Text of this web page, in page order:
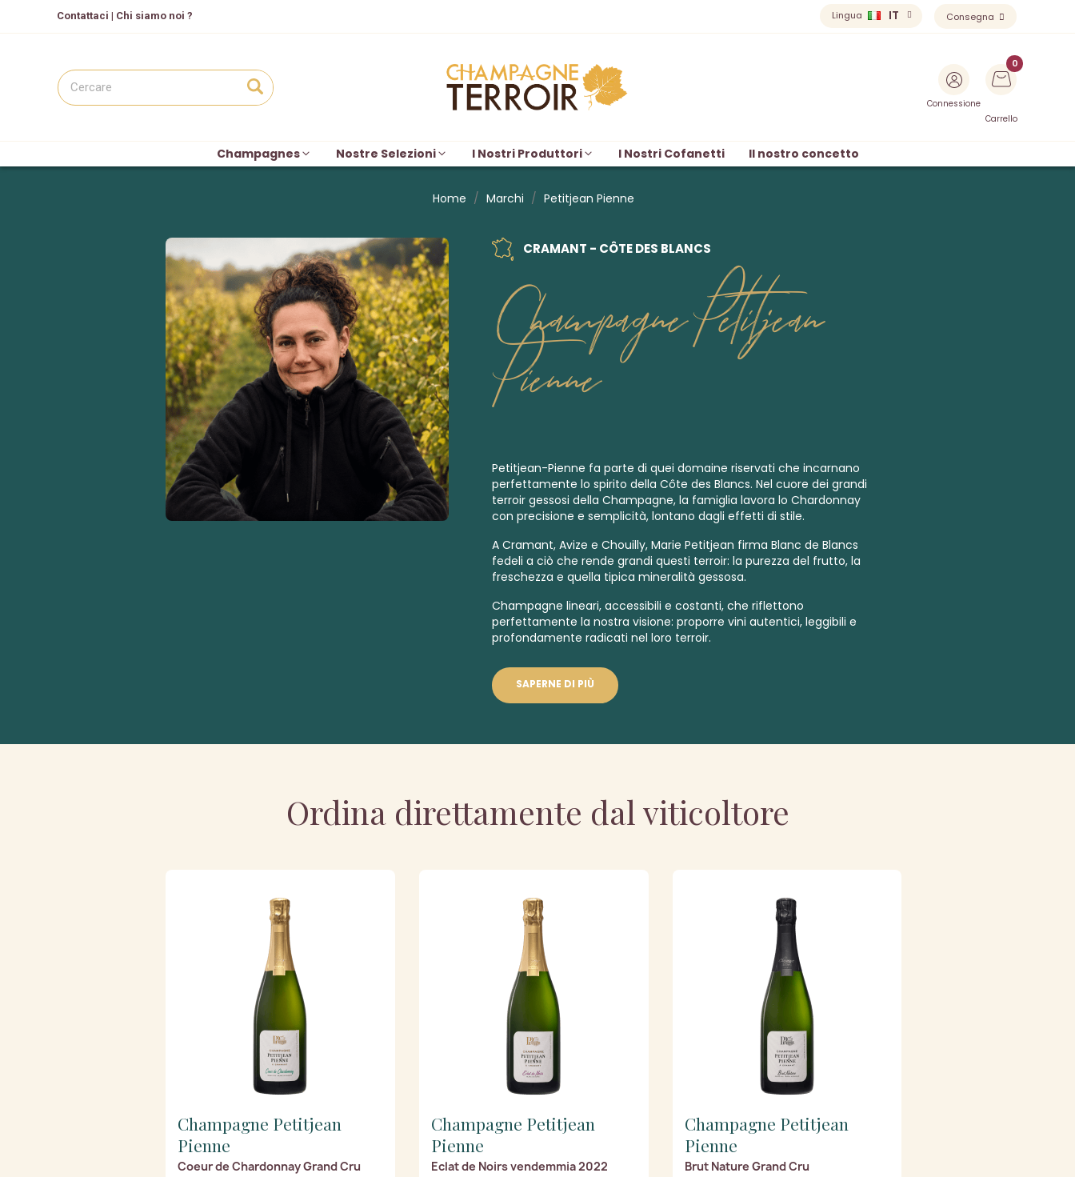
Contattaci | Chi siamo noi ? Lingua IT Consegna
Connessione
Carrello
Champagnes Nostre Selezioni I Nostri Produttori I Nostri Cofanetti Il nostro concetto
Home Marchi Petitjean Pienne
CRAMANT - CÔTE DES BLANCS
Champagne Petitjean
Pienne
Petitjean-Pienne fa parte di quei domaine riservati che incarnano
perfettamente lo spirito della Côte des Blancs. Nel cuore dei grandi
terroir gessosi della Champagne, la famiglia lavora lo Chardonnay
con precisione e semplicità, lontano dagli effetti di stile.
A Cramant, Avize e Chouilly, Marie Petitjean firma Blanc de Blancs
fedeli a ciò che rende grandi questi terroir: la purezza del frutto, la
freschezza e quella tipica mineralità gessosa.
Champagne lineari, accessibili e costanti, che riflettono
perfettamente la nostra visione: proporre vini autentici, leggibili e
profondamente radicati nel loro terroir.
SAPERNE DI PIÙ
Ordina direttamente dal viticoltore
Champagne Petitjean
Pienne
Coeur de Chardonnay Grand Cru
Champagne Petitjean
Pienne
Eclat de Noirs vendemmia 2022
Champagne Petitjean
Pienne
Brut Nature Grand Cru